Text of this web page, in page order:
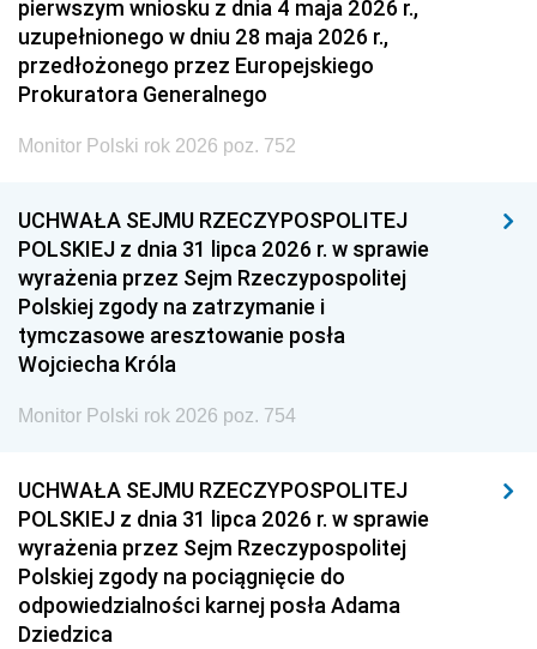
pierwszym wniosku z dnia 4 maja 2026 r.,
uzupełnionego w dniu 28 maja 2026 r.,
przedłożonego przez Europejskiego
Prokuratora Generalnego
Monitor Polski rok 2026 poz. 752
UCHWAŁA SEJMU RZECZYPOSPOLITEJ
POLSKIEJ z dnia 31 lipca 2026 r. w sprawie
wyrażenia przez Sejm Rzeczypospolitej
Polskiej zgody na zatrzymanie i
tymczasowe aresztowanie posła
Wojciecha Króla
Monitor Polski rok 2026 poz. 754
UCHWAŁA SEJMU RZECZYPOSPOLITEJ
POLSKIEJ z dnia 31 lipca 2026 r. w sprawie
wyrażenia przez Sejm Rzeczypospolitej
Polskiej zgody na pociągnięcie do
odpowiedzialności karnej posła Adama
Dziedzica